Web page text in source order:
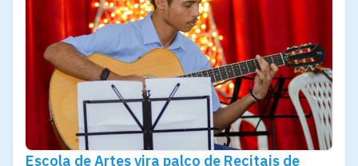
Escola de Artes vira palco de Recitais de